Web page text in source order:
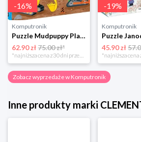
-16%
Komputronik
Puzzle Mudpuppy Plac Budowy 25 el.
62.90 zł75.00 zł*
*najniższa cena z 30 dni przed obniżką
-19%
Komputronik
45.90 zł
Zobacz wyprzedaże w Komputronik
Inne produkty marki